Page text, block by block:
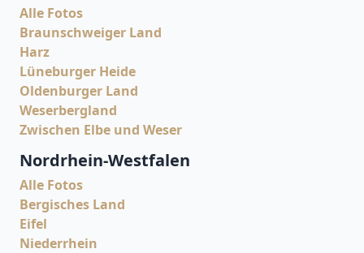
Alle Fotos
Braunschweiger Land
Harz
Lüneburger Heide
Oldenburger Land
Weserbergland
Zwischen Elbe und Weser
Nordrhein-Westfalen
Alle Fotos
Bergisches Land
Eifel
Niederrhein